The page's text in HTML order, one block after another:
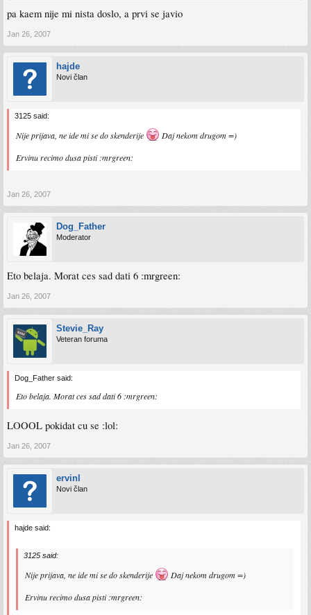
pa kaem nije mi nista doslo, a prvi se javio
Jan 26, 2007
hajde
Novi član
3125 said:
Nije prijava, ne ide mi se do skenderije
Daj nekom drugom =)
Ervinu recimo dusa pisti :mrgreen:
Jan 26, 2007
Dog_Father
Moderator
Eto belaja. Morat ces sad dati 6 :mrgreen:
Jan 26, 2007
Stevie_Ray
Veteran foruma
Dog_Father said:
Eto belaja. Morat ces sad dati 6 :mrgreen:
LOOOL pokidat cu se :lol:
Jan 26, 2007
ervinl
Novi član
hajde said:
3125 said:
Nije prijava, ne ide mi se do skenderije
Daj nekom drugom =)
Ervinu recimo dusa pisti :mrgreen: